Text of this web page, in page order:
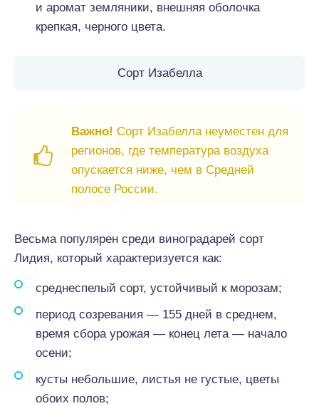
и аромат земляники, внешняя оболочка
крепкая, черного цвета.
Сорт Изабелла
Важно! Сорт Изабелла неуместен для
регионов, где температура воздуха
опускается ниже, чем в Средней
полосе России.
Весьма популярен среди виноградарей сорт
Лидия, который характеризуется как:
среднеспелый сорт, устойчивый к морозам;
период созревания — 155 дней в среднем,
время сбора урожая — конец лета — начало
осени;
кусты небольшие, листья не густые, цветы
обоих полов;